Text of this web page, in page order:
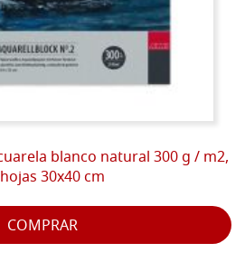
blanco natural 300 g / m2,
30x40 cm
COMPRAR